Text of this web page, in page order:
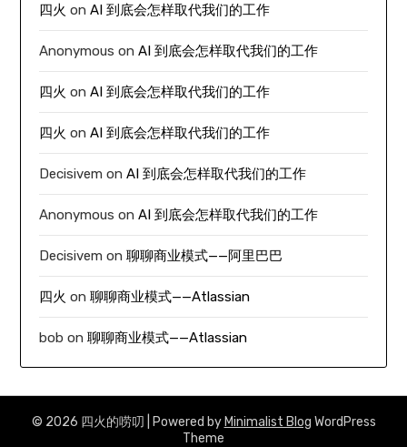
四火 onAI 到底会怎样取代我们的工作
Anonymous onAI 到底会怎样取代我们的工作
四火 onAI 到底会怎样取代我们的工作
四火 onAI 到底会怎样取代我们的工作
Decisivem onAI 到底会怎样取代我们的工作
Anonymous onAI 到底会怎样取代我们的工作
Decisivem on聊聊商业模式——阿里巴巴
四火 on聊聊商业模式——Atlassian
bob on聊聊商业模式——Atlassian
© 2026 四火的唠叨 | Powered by Minimalist Blog WordPress
Theme